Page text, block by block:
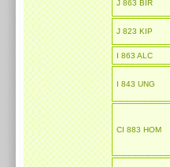
J 863 BIR
J 823 KIP
I 863 ALC
I 843 UNG
CI 883 HOM